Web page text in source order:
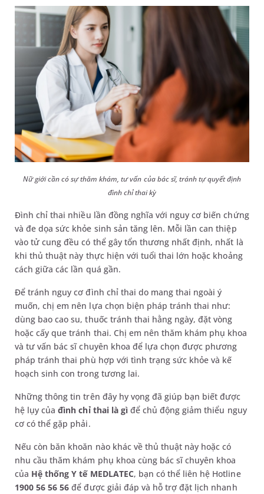
Nữ giới cần có sự thăm khám, tư vấn của bác sĩ, tránh tự quyết định
đình chỉ thai kỳ
Đình chỉ thai nhiều lần đồng nghĩa với nguy cơ biến chứng
và đe dọa sức khỏe sinh sản tăng lên. Mỗi lần can thiệp
vào tử cung đều có thể gây tổn thương nhất định, nhất là
khi thủ thuật này thực hiện với tuổi thai lớn hoặc khoảng
cách giữa các lần quá gần.
Để tránh nguy cơ đình chỉ thai do mang thai ngoài ý
muốn, chị em nên lựa chọn biện pháp tránh thai như:
dùng bao cao su, thuốc tránh thai hằng ngày, đặt vòng
hoặc cấy que tránh thai. Chị em nên thăm khám phụ khoa
và tư vấn bác sĩ chuyên khoa để lựa chọn được phương
pháp tránh thai phù hợp với tình trạng sức khỏe và kế
hoạch sinh con trong tương lai.
Những thông tin trên đây hy vọng đã giúp bạn biết được
hệ lụy của đình chỉ thai là gìđể chủ động giảm thiểu nguy
cơ có thể gặp phải.
Nếu còn băn khoăn nào khác về thủ thuật này hoặc có
nhu cầu thăm khám phụ khoa cùng bác sĩ chuyên khoa
của Hệ thống Y tế MEDLATEC, bạn có thể liên hệ Hotline
1900 56 56 56 để được giải đáp và hỗ trợ đặt lịch nhanh